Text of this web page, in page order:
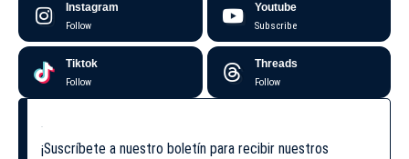
Instagram
Follow
Youtube
Subscribe
Tiktok
Follow
Threads
Follow
¡Suscríbete a nuestro boletín para recibir nuestros